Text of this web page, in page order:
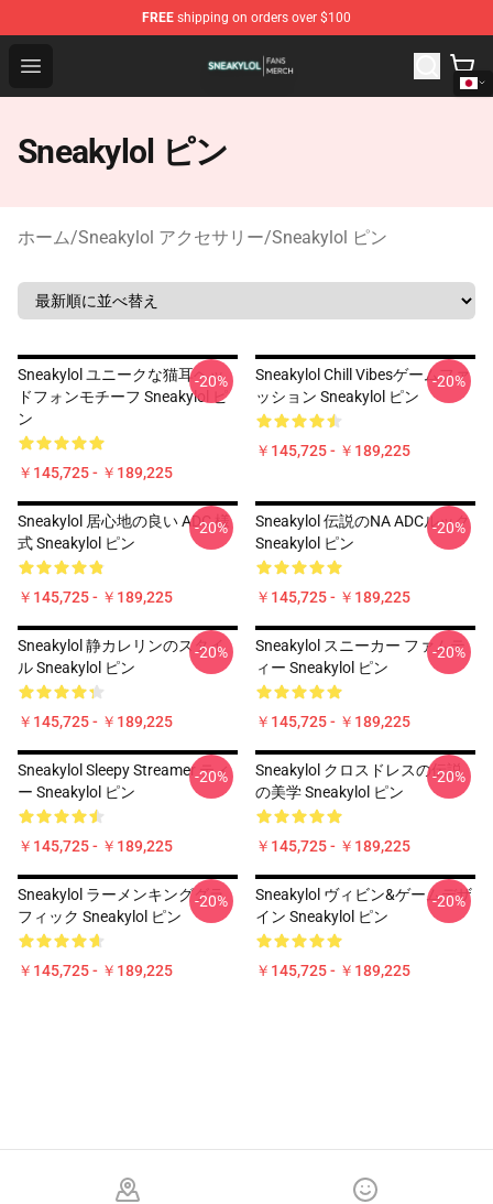
FREE shipping on orders over $100
Open menu
Sneakylol Shop - Official Sneakylol Merchandise Store
Sneakylol ピン
ホーム/Sneakylol アクセサリー/Sneakylol ピン
Sneakylol ユニークな猫耳ヘッ
ドフォンモチーフ Sneakylol ピ
ン
￥145,725 - ￥189,225
-20%
Sneakylol Chill Vibesゲームファ
ッション Sneakylol ピン
￥145,725 - ￥189,225
-20%
Sneakylol 居心地の良い ADC 様
式 Sneakylol ピン
￥145,725 - ￥189,225
-20%
Sneakylol 伝説のNA ADCルック
Sneakylol ピン
￥145,725 - ￥189,225
-20%
Sneakylol 静カレリンのスタイ
ル Sneakylol ピン
￥145,725 - ￥189,225
-20%
Sneakylol スニーカー ファムテ
ィー Sneakylol ピン
￥145,725 - ￥189,225
-20%
Sneakylol Sleepy Streamer ティ
ー Sneakylol ピン
￥145,725 - ￥189,225
-20%
Sneakylol クロスドレスの伝説
の美学 Sneakylol ピン
￥145,725 - ￥189,225
-20%
Sneakylol ラーメンキンググラ
フィック Sneakylol ピン
￥145,725 - ￥189,225
-20%
Sneakylol ヴィビン&ゲームデザ
イン Sneakylol ピン
￥145,725 - ￥189,225
-20%